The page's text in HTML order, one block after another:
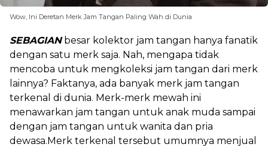
Wow, Ini Deretan Merk Jam Tangan Paling Wah di Dunia
SEBAGIANbesar kolektor jam tangan hanya fanatik
dengan satu merk saja. Nah, mengapa tidak
mencoba untuk mengkoleksi jam tangan dari merk
lainnya? Faktanya, ada banyak merk jam tangan
terkenal di dunia. Merk-merk mewah ini
menawarkan jam tangan untuk anak muda sampai
dengan jam tangan untuk wanita dan pria
dewasa.Merk terkenal tersebut umumnya menjual